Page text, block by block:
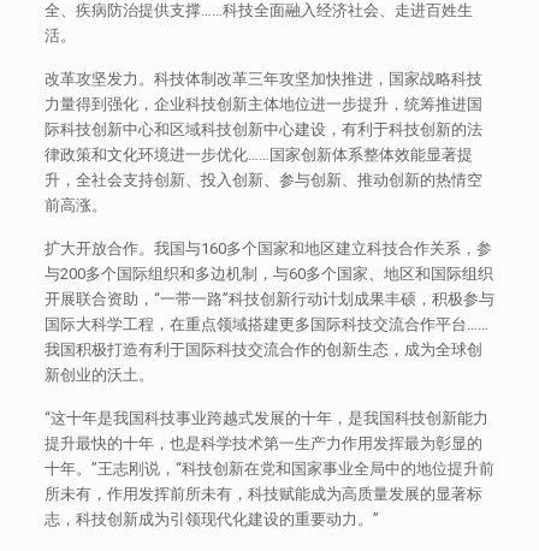
全、疾病防治提供支撑……科技全面融入经济社会、走进百姓生
活。
改革攻坚发力。科技体制改革三年攻坚加快推进，国家战略科技
力量得到强化，企业科技创新主体地位进一步提升，统筹推进国
际科技创新中心和区域科技创新中心建设，有利于科技创新的法
律政策和文化环境进一步优化……国家创新体系整体效能显著提
升，全社会支持创新、投入创新、参与创新、推动创新的热情空
前高涨。
扩大开放合作。我国与160多个国家和地区建立科技合作关系，参
与200多个国际组织和多边机制，与60多个国家、地区和国际组织
开展联合资助，“一带一路”科技创新行动计划成果丰硕，积极参与
国际大科学工程，在重点领域搭建更多国际科技交流合作平台……
我国积极打造有利于国际科技交流合作的创新生态，成为全球创
新创业的沃土。
“这十年是我国科技事业跨越式发展的十年，是我国科技创新能力
提升最快的十年，也是科学技术第一生产力作用发挥最为彰显的
十年。”王志刚说，“科技创新在党和国家事业全局中的地位提升前
所未有，作用发挥前所未有，科技赋能成为高质量发展的显著标
志，科技创新成为引领现代化建设的重要动力。”